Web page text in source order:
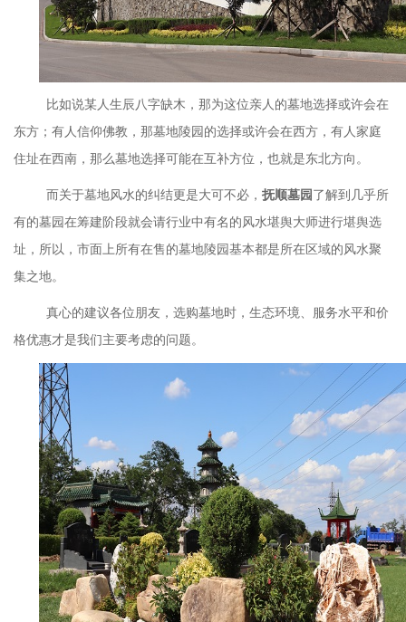
比如说某人生辰八字缺木，那为这位亲人的墓地选择或许会在
东方；有人信仰佛教，那墓地陵园的选择或许会在西方，有人家庭
住址在西南，那么墓地选择可能在互补方位，也就是东北方向。
而关于墓地风水的纠结更是大可不必， 抚顺墓园 了解到几乎所
有的墓园在筹建阶段就会请行业中有名的风水堪舆大师进行堪舆选
址，所以，市面上所有在售的墓地陵园基本都是所在区域的风水聚
集之地。
真心的建议各位朋友，选购墓地时，生态环境、服务水平和价
格优惠才是我们主要考虑的问题。